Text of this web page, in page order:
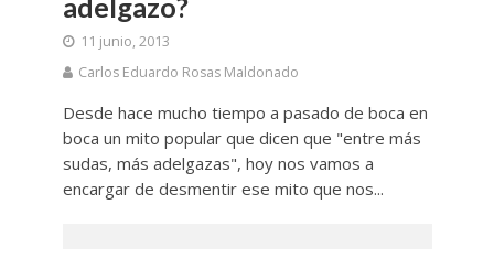
11 junio, 2013
Carlos Eduardo Rosas Maldonado
Desde hace mucho tiempo a pasado de boca en
boca un mito popular que dicen que "entre más
sudas, más adelgazas", hoy nos vamos a
encargar de desmentir ese mito que nos...